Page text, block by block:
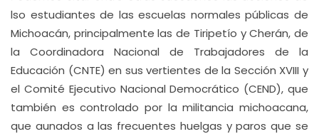
lso estudiantes de las escuelas normales públicas de
Michoacán, principalmente las de Tiripetío y Cherán, de
la Coordinadora Nacional de Trabajadores de la
Educación (CNTE) en sus vertientes de la Sección XVIII y
el Comité Ejecutivo Nacional Democrático (CEND), que
también es controlado por la militancia michoacana,
que aunados a las frecuentes huelgas y paros que se